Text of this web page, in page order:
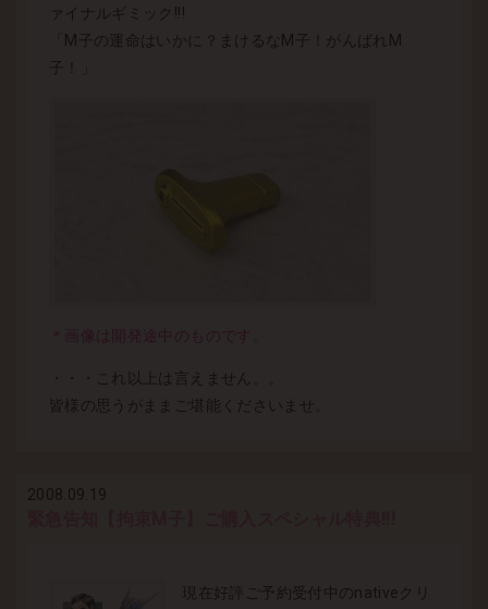
ァイナルギミック!!!
「M子の運命はいかに？まけるなM子！がんばれM
子！」
＊画像は開発途中のものです。
・・・これ以上は言えません。。
皆様の思うがままご堪能くださいませ。
2008.09.19
現在好評ご予約受付中のnativeクリ